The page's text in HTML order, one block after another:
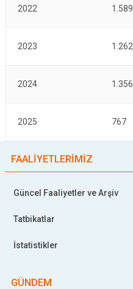
2022 1.589
2023 1.262
2024 1.356
2025 767
FAALİYETLERİMİZ
Güncel Faaliyetler ve Arşiv
Tatbikatlar
İstatistikler
GÜNDEM